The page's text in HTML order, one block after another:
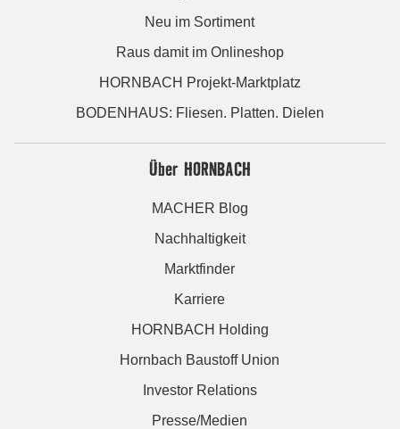
Neu im Sortiment
Raus damit im Onlineshop
HORNBACH Projekt-Marktplatz
BODENHAUS: Fliesen. Platten. Dielen
Über HORNBACH
MACHER Blog
Nachhaltigkeit
Marktfinder
Karriere
HORNBACH Holding
Hornbach Baustoff Union
Investor Relations
Presse/Medien